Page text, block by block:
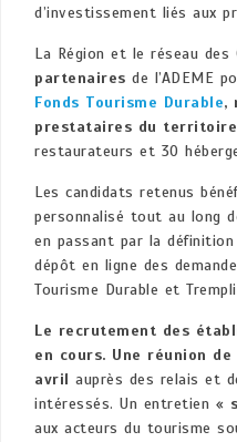
d’investissement liés aux
La Région et le réseau des
partenaires de l’ADEME
Fonds Tourisme Durable,
prestataires du
restaurateurs et 30
Les candidats retenus
personnalisé tout au long
en passant par la définition
dépôt en ligne des
Tourisme Durable et
Le recrutement des
en cours. Une réunion
avril auprès des relais et
intéressés. Un entretien «
aux acteurs du tourisme